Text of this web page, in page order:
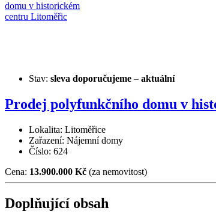
Stav: sleva doporučujeme – aktuální
Prodej polyfunkčního domu v
Lokalita: Litoměřice
Zařazení: Nájemní domy
Číslo: 624
Cena: 13.900.000 Kč (za nemovitost)
Doplňující obsah